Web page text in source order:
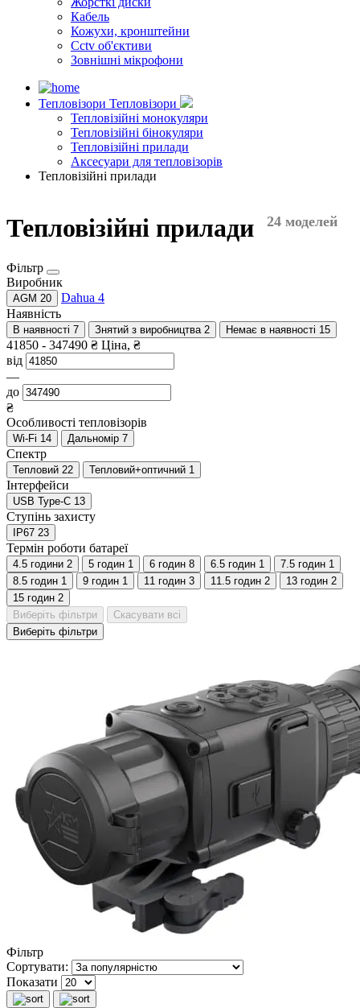
Кабель
Кожухи, кронштейни
Cctv об'єктиви
Зовнішні мікрофони
Тепловізори Тепловізори
Тепловізійні монокуляри
Тепловізійні бінокуляри
Тепловізійні прилади
Аксесуари для тепловізорів
Тепловізійні прилади
Тепловізійні прилади 24 моделей
Фільтр
Виробник
AGM 20 Dahua 4
Наявність
В наявності 7 Знятий з виробництва 2 Немає в наявності 15
41850 - 347490 ₴ Ціна, ₴
від
—
до
₴
Особливості тепловізорів
Wi-Fi 14 Дальномір 7
Спектр
Тепловий 22 Тепловий+оптичний 1
Інтерфейси
USB Type-C 13
Ступінь захисту
IP67 23
Термін роботи батареї
4.5 години 2 5 годин 1 6 годин 8 6.5 годин 1 7.5 годин 1
8.5 годин 1 9 годин 1 11 годин 3 11.5 годин 2 13 годин 2
15 годин 2
Виберіть фільтри
Скасувати всі
Виберіть фільтри
Фільтр
Сортувати:
Показати